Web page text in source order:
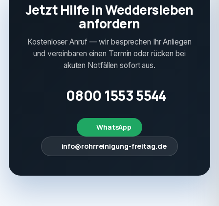
Jetzt Hilfe in Weddersleben
anfordern
Kostenloser Anruf — wir besprechen Ihr Anliegen
und vereinbaren einen Termin oder rücken bei
akuten Notfällen sofort aus.
0800 1553 5544
WhatsApp
info@rohrreinigung-freitag.de